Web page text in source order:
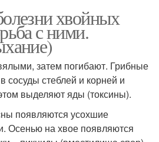
хвойных
с ними.
затем погибают. Грибные
сосуды стеблей и корней и
выделяют яды (токсины).
появляются усохшие
Осенью на хвое появляются